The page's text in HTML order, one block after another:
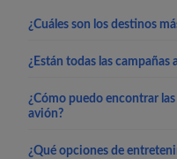
¿Cuáles son los destinos
¿Están todas las campañas
¿Cómo puedo encontrar
avión?
¿Qué opciones de